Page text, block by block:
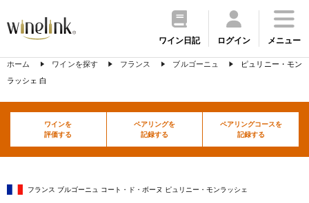
ワイン日記 ログイン メニュー
ホーム ワインを探す フランス ブルゴーニュ
ピュリニー・モン
ラッシェ 白
ワインを
評価する
ペアリングを
記録する
ペアリングコースを
記録する
フランス ブルゴーニュ コート・ド・ボーヌ ピュリニー・モンラッシェ